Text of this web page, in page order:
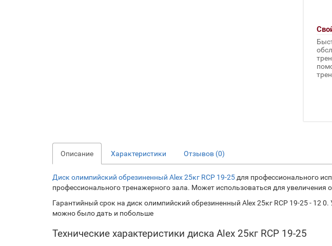
Описание Характеристики Отзывов (0)
Диск олимпийский обрезиненный Alex 25кг RCP 19-25 для профессионального
профессионального тренажерного зала. Может использоваться для увеличения
Гарантийный срок на диск олимпийский обрезиненный Alex 25кг RCP 19-25 - 12
можно было дать и побольше
Технические характеристики диска Alex 25кг RCP 19-25